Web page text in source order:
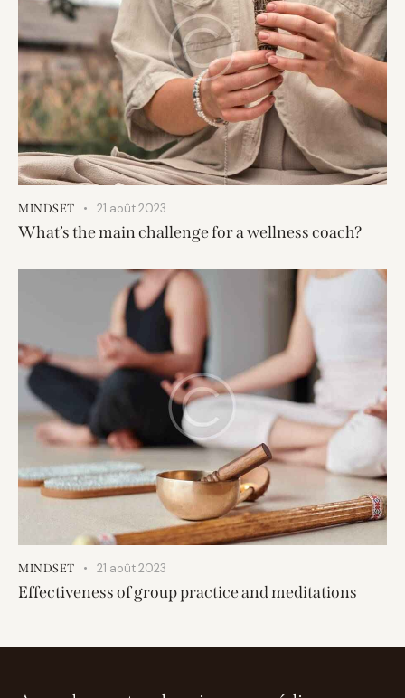
MINDSET 21 août 2023
What’s the main challenge for a wellness coach?
MINDSET 21 août 2023
Effectiveness of group practice and meditations